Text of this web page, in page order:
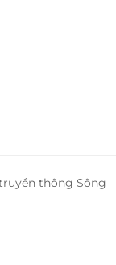
thông Sông